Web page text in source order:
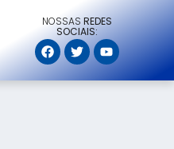
NOSSASREDES
SOCIAIS: